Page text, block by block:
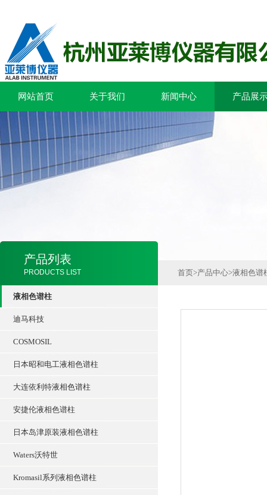
网站首页 关于我们 新闻中心 产品展
产品列表
PRODUCTS LIST
液相色谱柱
迪马科技
COSMOSIL
日本昭和电工液相色谱柱
大连依利特液相色谱柱
安捷伦液相色谱柱
日本岛津原装液相色谱柱
Waters沃特世
Kromasil系列液相色谱柱
首页>产品中心>液相色谱